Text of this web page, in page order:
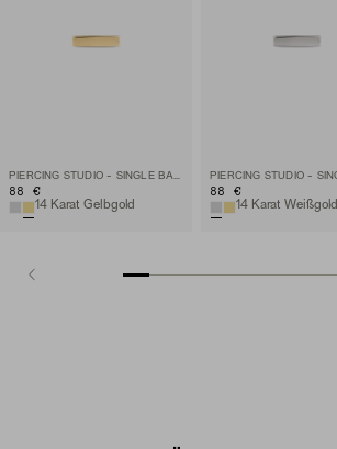
PIERCING STUDIO - SINGLE BAR STUD
88 €
14 Karat Gelbgold
88 €
14 Karat Weißgold